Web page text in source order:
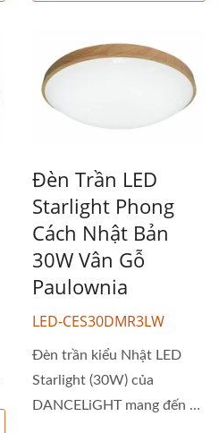
Đèn Trần LED
Starlight Phong
Cách Nhật Bản
30W Vân Gỗ
Paulownia
LED-CES30DMR3LW
Đèn trần kiểu Nhật LED
Starlight (30W) của
DANCELiGHT mang đến sự